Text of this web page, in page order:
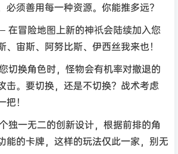
必须善用每一种资源。你能推多远？
在冒险地图上新的神祇会陆续加入您
、宙斯、阿努比斯、伊西丝我来也！
切换角色时，怪物会有机率对撤退的
击。要切换，还是不切换？战术考虑
！
独一无二的创新设计，根据前排的角
能的卡牌，这样的玩法仅此一家，别无